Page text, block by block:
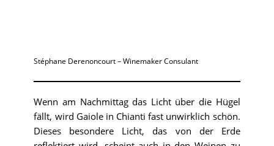
Stéphane Derenoncourt – Winemaker Consulant
Wenn am Nachmittag das Licht über die Hügel
fällt, wird Gaiole in Chianti fast unwirklich schön.
Dieses besondere Licht, das von der Erde